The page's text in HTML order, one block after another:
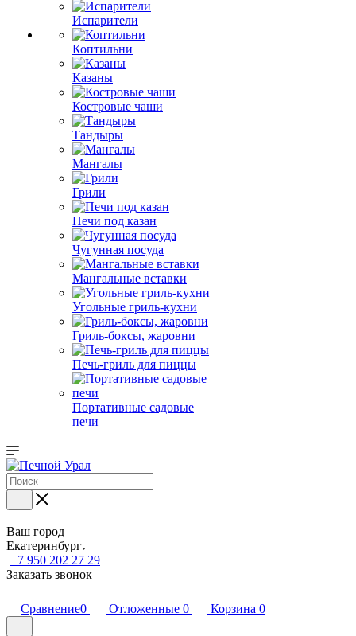
Испарители
Коптильни
Казаны
Костровые чаши
Тандыры
Мангалы
Грили
Печи под казан
Чугунная посуда
Мангальные вставки
Угольные гриль-кухни
Гриль-боксы, жаровни
Печь-гриль для пиццы
Портативные садовые
печи
Ваш город
Екатеринбург
+7 950 202 27 29
Заказать звонок
Сравнение0 Отложенные 0 Корзина 0